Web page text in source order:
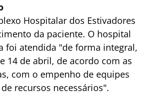
Hospitalar dos Estivadores
da paciente. O hospital
foi atendida "de forma integral,
14 de abril, de acordo com as
com o empenho de equipes
recursos necessários".